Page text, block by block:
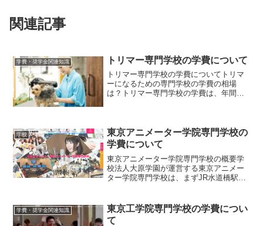
関連記事
学費・奨学金関連知識 トリマー専門学校の学費について
トリマー専門学校の学費についてトリマ
ーになるための専門学校の学費の相場
は？トリマー専門学校の学費は、年間で
す。総額としては、2年...
学校
東京アニメーター学院専門学校の
学費について
東京アニメーター学院専門学校の概要学
校法人大原学園が運営する東京アニメー
ター学院専門学校は、まずJR水道橋駅東
ーからも非常に評判が良く、「東京アニ
メーター学院専門学校...
学費・奨学金関連知識
東京工学院専門学校の学費につい
て